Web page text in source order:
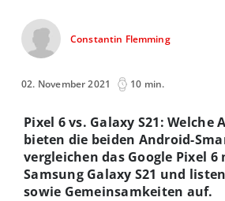
Constantin Flemming
02. November 2021 10 min.
Pixel 6 vs. Galaxy S21: Welche
bieten die beiden Android-
vergleichen das Google Pixel 6
Samsung Galaxy S21 und
sowie Gemeinsamkeiten auf.